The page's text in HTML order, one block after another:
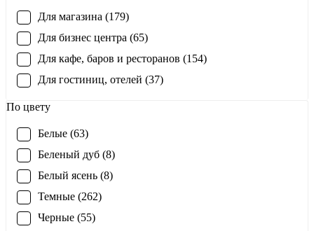
Для магазина (179)
Для бизнес центра (65)
Для кафе, баров и ресторанов (154)
Для гостиниц, отелей (37)
По цвету
Белые (63)
Беленый дуб (8)
Белый ясень (8)
Темные (262)
Черные (55)